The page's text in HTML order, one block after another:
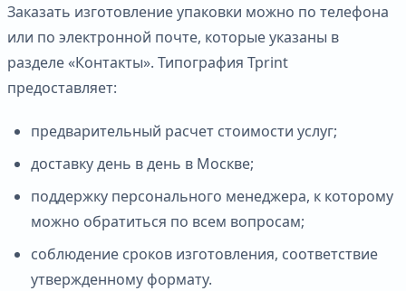
Заказать изготовление упаковки можно по телефона
или по электронной почте, которые указаны в
разделе «Контакты». Типография Tprint
предоставляет:
предварительный расчет стоимости услуг;
доставку день в день в Москве;
поддержку персонального менеджера, к которому
можно обратиться по всем вопросам;
соблюдение сроков изготовления, соответствие
утвержденному формату.